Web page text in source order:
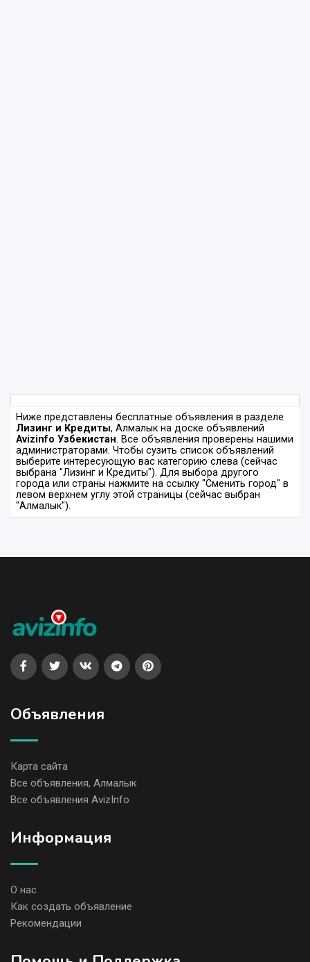
Ниже представлены бесплатные объявления в разделе
Лизинг и Кредиты, Алмалык на доске объявлений
Avizinfo Узбекистан. Все объявления проверены нашими
администраторами. Чтобы сузить список объявлений
выберите интересующую вас категорию слева (сейчас
выбрана "Лизинг и Кредиты"). Для выбора другого
города или страны нажмите на ссылку "Сменить город" в
левом верхнем углу этой страницы (сейчас выбран
"Алмалык").
Объявления
Карта сайта
Все объявления, Алмалык
Все объявления AvizInfo
Информация
О нас
Как создать объявление
Рекомендации